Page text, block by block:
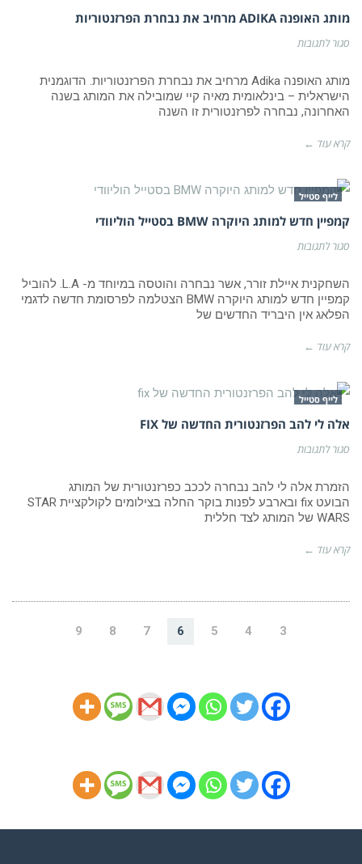
מותג האופנה ADIKA מרחיב את נבחרת הפרזנטוריות
סגור לתגובות
את
נבחרת
הפרזנטוריות
מותג האופנה Adika מרחיב את נבחרת הפרזנטוריות. הדוגמנית
הישראלית – בינלאומית מאיה קיי שמובילה את המותג בשנה
האחרונה, נבחרה לפרזנטורית זו השנה
קרא עוד ←
לייף סטייל
קמפיין חדש למותג היוקרה BMW בסטייל הוליוודי
סגור לתגובות
למותג
היוקרה
BMW
בסטייל
השחקנית איילת זורר, אשר נבחרה והוטסה במיוחד מ- L.A. להוביל
קמפיין חדש למותג היוקרה BMW הצטלמה לפרסומת חדשה לדגמי
הפלאג אין היבריד החדשים של
קרא עוד ←
לייף סטייל
אלה לי להב הפרזנטורית החדשה של FIX
סגור לתגובות
להב
הפרזנטורית
החדשה
של fix
הזמרת אלה לי להב נבחרה לככב כפרזנטורית של המותג
הבועט fix ובארבע לפנות בוקר החלה בצילומים לקולקציית STAR
WARS של המותג לצד חללית
קרא עוד ←
3
4
5
6
7
8
9